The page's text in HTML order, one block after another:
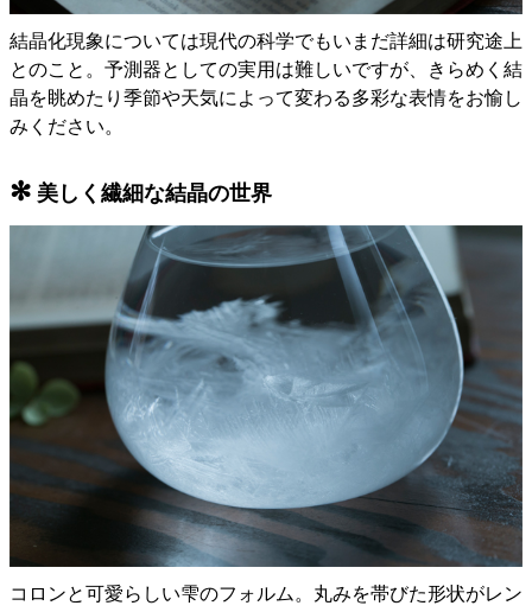
結晶化現象については現代の科学でもいまだ詳細は研究途上
とのこと。予測器としての実用は難しいですが、きらめく結
晶を眺めたり季節や天気によって変わる多彩な表情をお愉し
みください。
✻ 美しく繊細な結晶の世界
コロンと可愛らしい雫のフォルム。丸みを帯びた形状がレン